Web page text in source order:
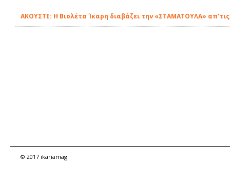
ΑΚΟΥΣΤΕ: Η Βιολέτα Ίκαρη διαβάζει την «ΣΤΑΜΑΤΟΥΛΑ»
© 2017 ikariamag